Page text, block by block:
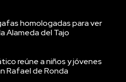
homologadas para ver
Alameda del Tajo
reúne a niños y jóvenes
Rafael de Ronda